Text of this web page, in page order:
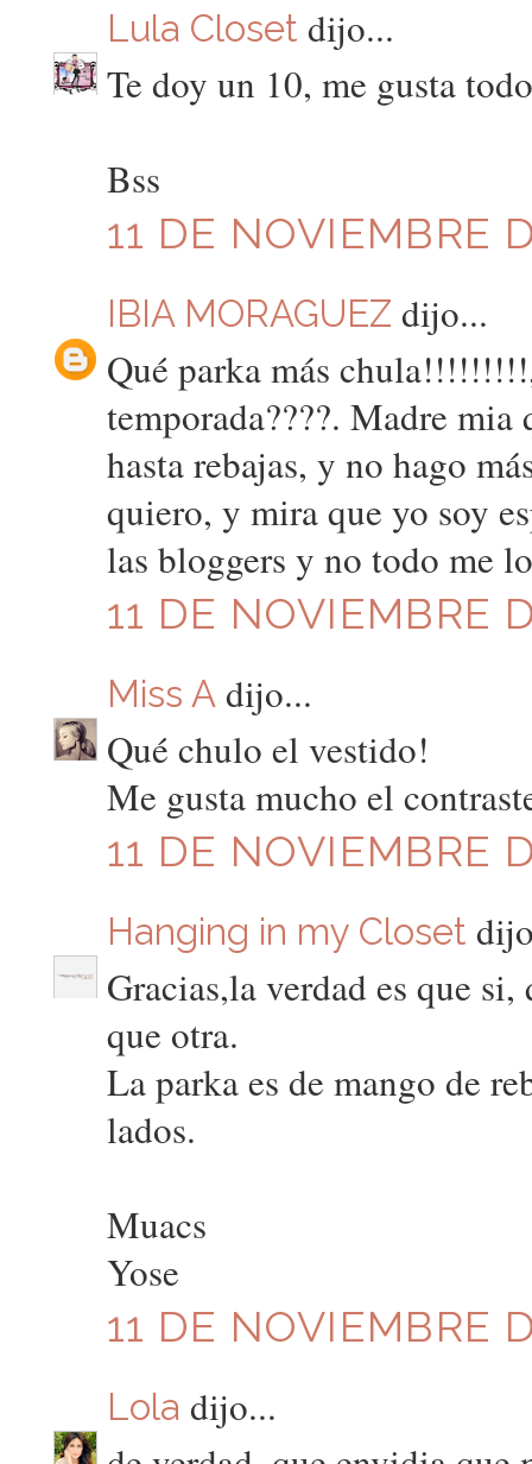
Lula Closet dijo...
Te doy un 10, me gusta todo
Bss
11 DE NOVIEMBRE
IBIA MORAGUEZ dijo...
Qué parka más
temporada????. Madre mia
hasta rebajas, y no hago
quiero, y mira que yo soy
las bloggers y no todo me
11 DE NOVIEMBRE
Miss Adijo...
Qué chulo el vestido!
Me gusta mucho el
11 DE NOVIEMBRE
Hanging in my Closet
Gracias,la verdad es que
que otra.
La parka es de mango de
lados.
Muacs
Yose
11 DE NOVIEMBRE
Lola dijo...